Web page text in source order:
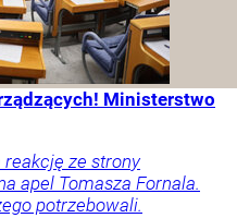
Ministerstwo
reakcję ze strony
apel Tomasza Fornala.
potrzebowali.